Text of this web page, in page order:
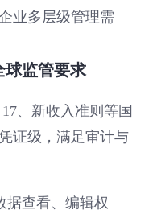
业多层级管理需
球监管要求
17、新收入准则等国
证级，满足审计与
据查看、编辑权